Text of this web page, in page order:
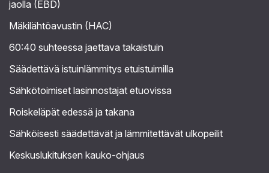
jaolla (EBD)
Mäkilähtöavustin (HAC)
60:40 suhteessa jaettava takaistuin
Säädettävä istuinlämmitys etuistuimilla
Sähkötoimiset lasinnostajat etuovissa
Roiskeläpät edessä ja takana
Sähköisesti säädettävät ja lämmitettävät ulkopeilit
Keskuslukituksen kauko-ohjaus